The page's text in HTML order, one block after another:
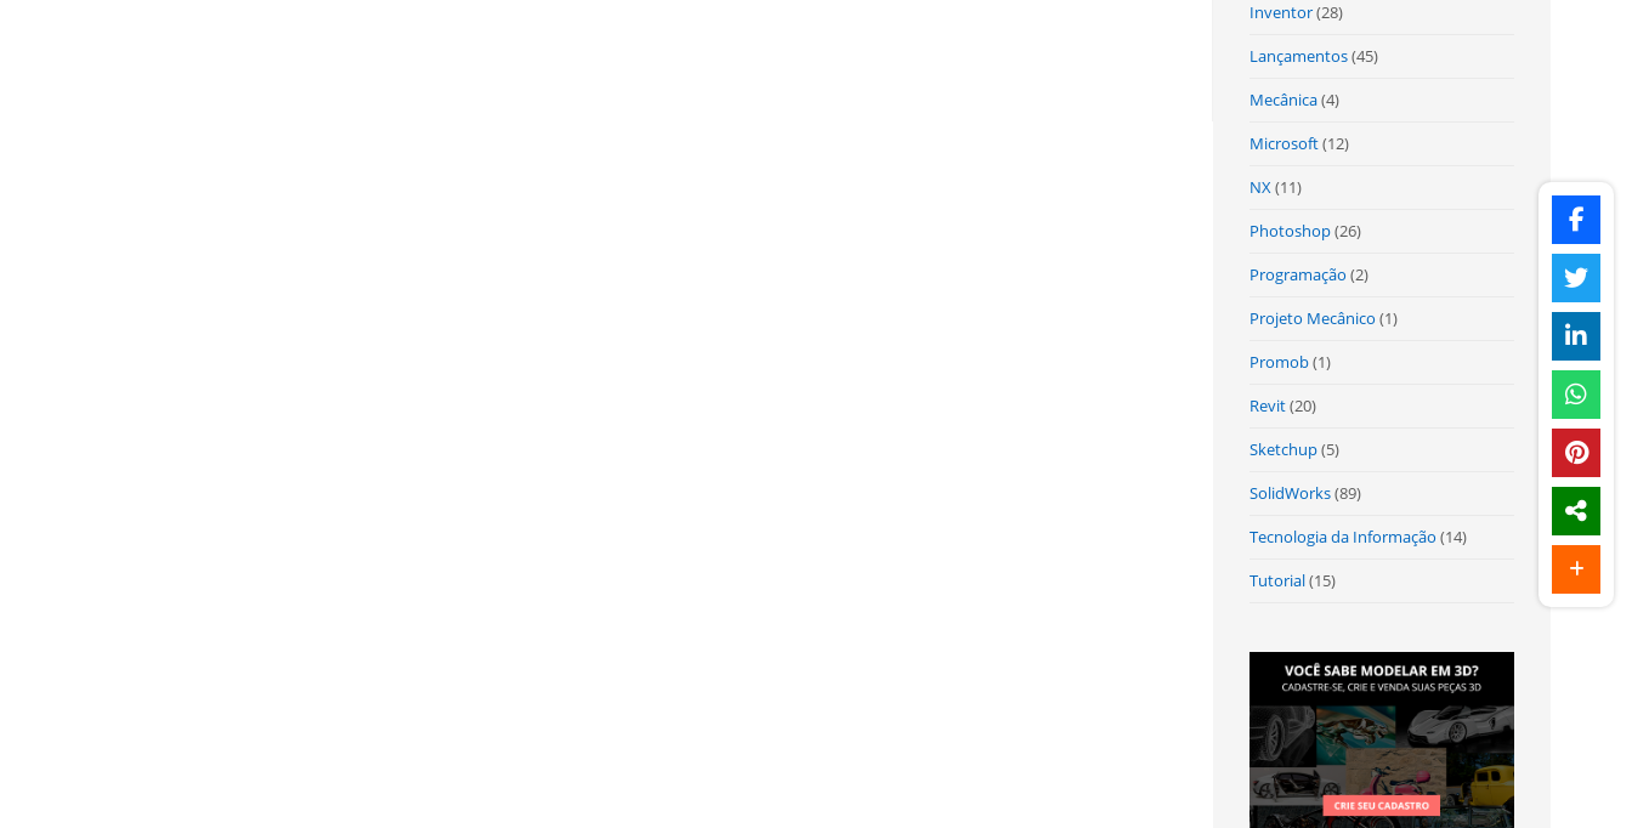
Inventor(28)
Lançamentos(45)
Mecânica(4)
Microsoft(12)
NX(11)
Photoshop(26)
Programação (2)
Projeto Mecânico (1)
Promob(1)
Revit(20)
Sketchup(5)
SolidWorks(89)
Tecnologia da Informação (14)
Tutorial(15)